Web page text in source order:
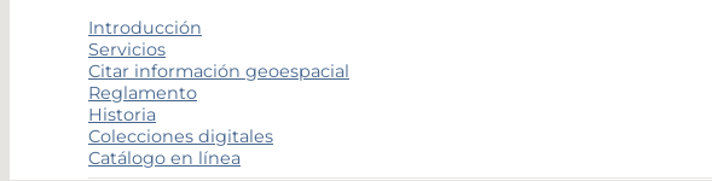
Introducción
Servicios
Citar información geoespacial
Reglamento
Historia
Colecciones digitales
Catálogo en línea